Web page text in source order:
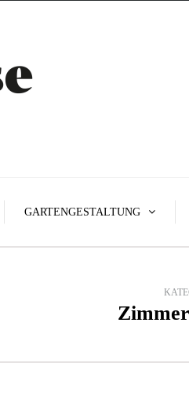
GARTENGESTALTUNG